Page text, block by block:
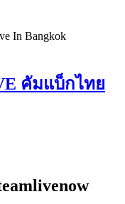
คัมแบ็กไทย